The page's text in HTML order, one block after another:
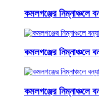
কমলগঞ্জের নিম্নাঞ্চলে
কমলগঞ্জের নিম্নাঞ্চলে
কমলগঞ্জের নিম্নাঞ্চলে